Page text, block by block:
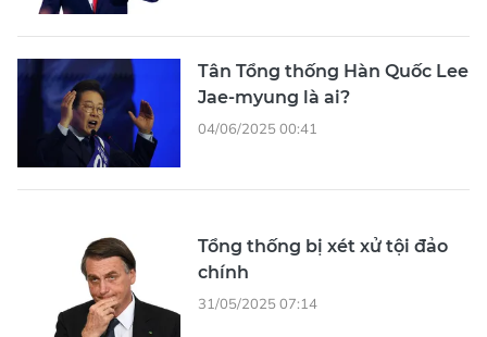
Tân Tổng thống Hàn Quốc Lee
Jae-myung là ai?
04/06/2025 00:41
Tổng thống bị xét xử tội đảo
chính
31/05/2025 07:14